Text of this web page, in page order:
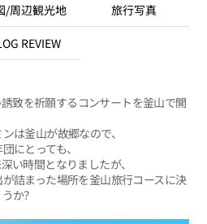
/周辺観光地 旅行写真
REVIEW
致を祈願するコンサートを釜山で開
は釜山が故郷なので、
にとっても、
い時間となりましたが、
詰まった場所を釜山旅行コースに決
か？